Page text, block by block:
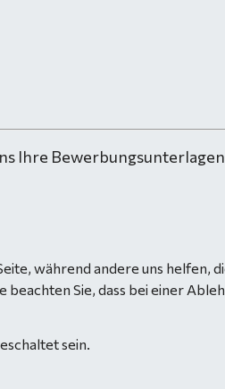
Ihre
sein.
während andere uns helfen,
Sie, dass bei einer